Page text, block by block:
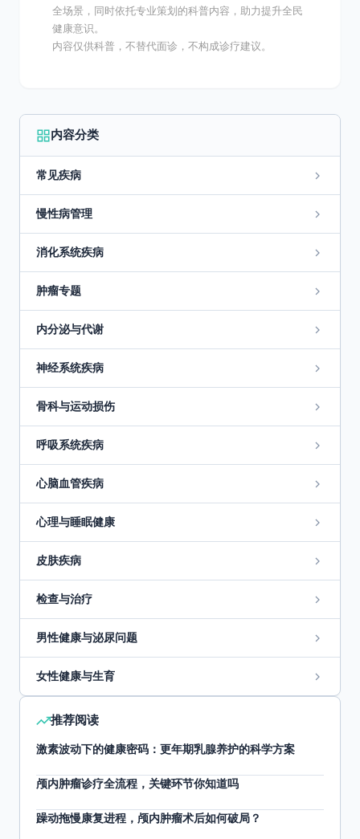
全场景，同时依托专业策划的科普内容，助力提升全民
健康意识。
内容仅供科普，不替代面诊，不构成诊疗建议。
内容分类
常见疾病
慢性病管理
消化系统疾病
肿瘤专题
内分泌与代谢
神经系统疾病
骨科与运动损伤
呼吸系统疾病
心脑血管疾病
心理与睡眠健康
皮肤疾病
检查与治疗
男性健康与泌尿问题
女性健康与生育
推荐阅读
激素波动下的健康密码：更年期乳腺养护的科学方案
颅内肿瘤诊疗全流程，关键环节你知道吗
躁动拖慢康复进程，颅内肿瘤术后如何破局？